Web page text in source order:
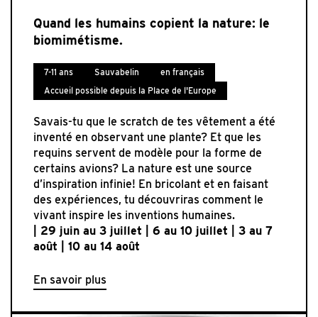
Quand les humains copient la nature: le
biomimétisme.
7-11 ans Sauvabelin
en français
Accueil possible depuis la Place de l'Europe
Savais-tu que le scratch de tes vêtement a été
inventé en observant une plante? Et que les
requins servent de modèle pour la forme de
certains avions? La nature est une source
d’inspiration infinie! En bricolant et en faisant
des expériences, tu découvriras comment le
vivant inspire les inventions humaines.
| 29 juin au 3 juillet | 6 au 10 juillet | 3 au 7
août | 10 au 14 août
En savoir plus